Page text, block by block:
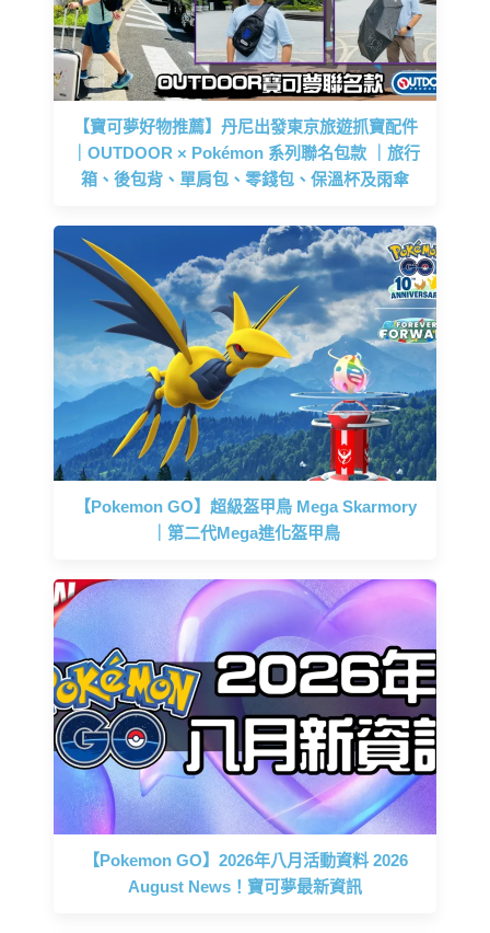
【寶可夢好物推薦】丹尼出發東京旅遊抓寶配件
｜OUTDOOR × Pokémon 系列聯名包款 ｜旅行
箱、後包背、單肩包、零錢包、保溫杯及雨傘
【Pokemon GO】超級盔甲鳥 Mega Skarmory
｜第二代Mega進化盔甲鳥
【Pokemon GO】2026年八月活動資料 2026
August News！寶可夢最新資訊